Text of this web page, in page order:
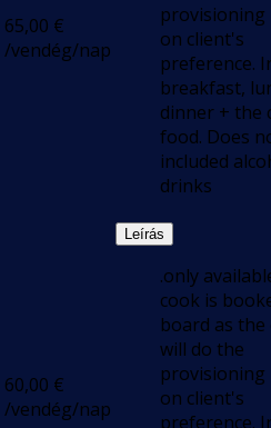
65,00 €
/vendég/nap
provisioning
on client's
preference.
breakfast,
dinner + the
food. Does
included
drinks
60,00 €
/vendég/nap
Leírás
.only
cook is
board as the
will do the
provisioning
on client's
preference.